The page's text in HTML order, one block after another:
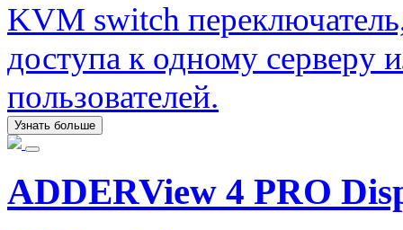
KVM switch
доступа к одному серверу
пользователей.
Узнать больше
ADDERView 4 PRO